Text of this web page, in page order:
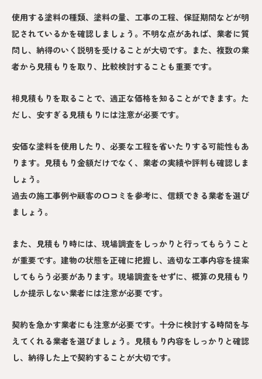
使用する塗料の種類、塗料の量、工事の工程、保証期間などが明
記されているかを確認しましょう。不明な点があれば、業者に質
問し、納得のいく説明を受けることが大切です。また、複数の業
者から見積もりを取り、比較検討することも重要です。
相見積もりを取ることで、適正な価格を知ることができます。た
だし、安すぎる見積もりには注意が必要です。
安価な塗料を使用したり、必要な工程を省いたりする可能性もあ
ります。見積もり金額だけでなく、業者の実績や評判も確認しま
しょう。
過去の施工事例や顧客の口コミを参考に、信頼できる業者を選び
ましょう。
また、見積もり時には、現場調査をしっかりと行ってもらうこと
が重要です。建物の状態を正確に把握し、適切な工事内容を提案
してもらう必要があります。現場調査をせずに、概算の見積もり
しか提示しない業者には注意が必要です。
契約を急かす業者にも注意が必要です。十分に検討する時間を与
えてくれる業者を選びましょう。見積もり内容をしっかりと確認
し、納得した上で契約することが大切です。